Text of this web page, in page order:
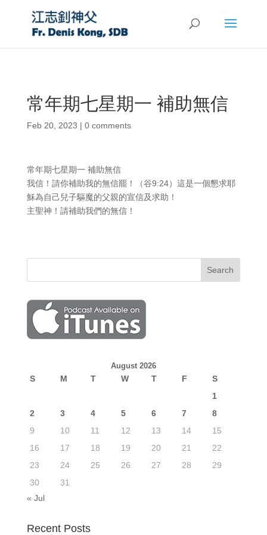
常年期七星期一 補助無信
Feb 20, 2023 | 0 comments
常年期七星期一 補助無信
我信！請你補助我的無信罷！（谷9:24）這是一個懇求耶
穌為自己兒子驅魔的父親的宣信及求助！
主聖神！請補助我們的無信！
August 2026
S M T W T F
S
1
2
3 4 5 6 7
8
9
10 11 12 13 14
15
16
17 18 19 20 21
22
23
24 25 26 27 28
29
30
31
« Jul
Recent Posts